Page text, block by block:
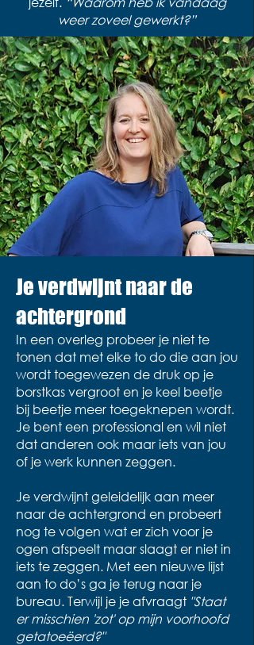
weer zoveel gewerkt?”
Je verdwijnt naar de
achtergrond
In een overleg probeer je niet te
tonen dat met elke to do die aan jou
wordt toegewezen de druk op je
borstkas vergroot en je keel beetje
bij beetje meer toegeknepen wordt.
Je bent een professional en wil niet
dat anderen ook maar iets van jou
of je werk kunnen zeggen.
Je verdwijnt geleidelijk aan meer
naar de achtergrond en probeert
nog te volgen wat er zich voor je
ogen afspeelt maar slaagt er niet in
iets te zeggen. Met een nieuwe lijst
aan to do’s ga je terug naar je
bureau. Terwijl je je afvraagt "Staat
er misschien 'zot' op mijn voorhoofd
getatoeëerd?"